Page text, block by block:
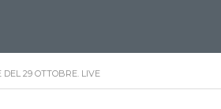
29 OTTOBRE. LIVE